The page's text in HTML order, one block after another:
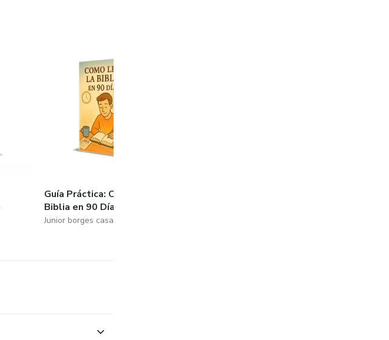
Guía Práctica: Cómo Leer la
Biblia en 90 Días
Junior borges casagrande